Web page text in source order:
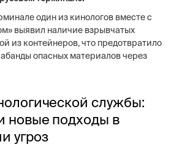
один из кинологов вместе с
выявил наличие взрывчатых
из контейнеров, что предотвратило
опасных материалов через
службы:
новые подходы в
угроз